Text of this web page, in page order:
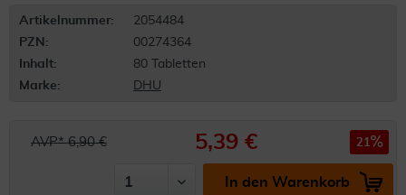
Artikelnummer:
2054484
PZN:
00274364
Inhalt:
80 Tabletten
Marke:
DHU
AVP* 6,90 € 5,39 € 21
In den Warenkorb